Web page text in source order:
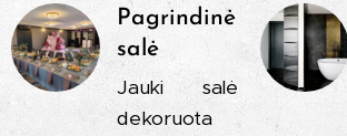
Pagrindinė
salė
Jauki salė
dekoruota